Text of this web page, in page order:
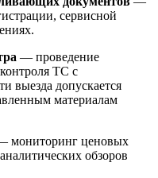
сервисной
— проведение
ТС с
выезда допускается
материалам
мониторинг ценовых
обзоров